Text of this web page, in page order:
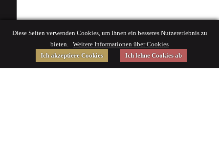
Diese Seiten verwenden Cookies, um Ihnen ein besseres Nutzererlebnis zu
bieten. Weitere Informationen über Cookies
Ich akzeptiere Cookies
Ich lehne Cookies ab